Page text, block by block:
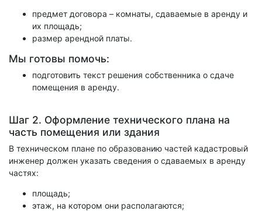
предмет договора – комнаты, сдаваемые в аренду и
их площадь;
размер арендной платы.
Мы готовы помочь:
подготовить текст решения собственника о сдаче
помещения в аренду.
Шаг 2. Оформление технического плана на
часть помещения или здания
В техническом плане по образованию частей кадастровый
инженер должен указать сведения о сдаваемых в аренду
частях:
площадь;
этаж, на котором они располагаются;